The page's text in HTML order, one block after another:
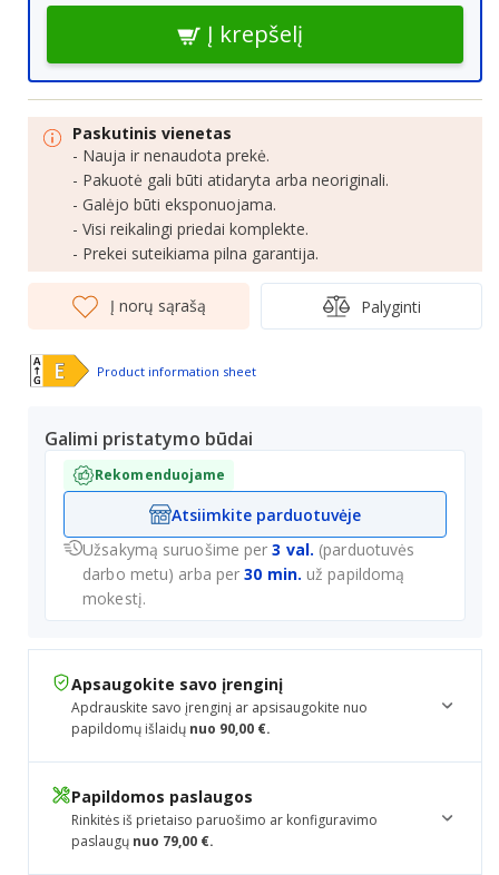
Į krepšelį
Paskutinis vienetas
- Nauja ir nenaudota prekė.
- Pakuotė gali būti atidaryta arba neoriginali.
- Galėjo būti eksponuojama.
- Visi reikalingi priedai komplekte.
- Prekei suteikiama pilna garantija.
Į norų sąrašą Palyginti
Product information sheet
Galimi pristatymo būdai
Rekomenduojame
Atsiimkite parduotuvėje
Užsakymą suruošime per3 val. (parduotuvės
darbo metu) arba per30 min. už papildomą
mokestį.
Apsaugokite savo įrenginį
Apdrauskite savo įrenginį ar apsisaugokite nuo
papildomų išlaidų nuo 90,00 €.
Papildomos paslaugos
Rinkitės iš prietaiso paruošimo ar konfiguravimo
paslaugų nuo 79,00 €.